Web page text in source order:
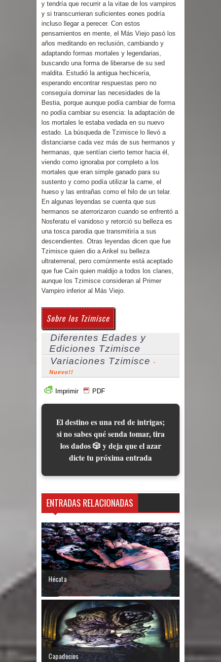
y tendría que recurrir a la vitae de los vampiros
y si transcurrieran suficientes eones podría
incluso llegar a perecer. Con estos
pensamientos en mente, el Más Viejo pasó los
años meditando en reclusión, cambiando y
adaptando formas mortales y legendarias,
buscando una forma de liberarse de su sed
maldita. Estudió la antigua hechicería,
esperando encontrar respuestas pero no
conseguía dominar las necesidades de la
Bestia, porque aunque podía cambiar de forma
no podía cambiar su esencia: la adaptación de
los mortales le estaba vedada en su nuevo
estado. La búsqueda de Tzimisce lo llevó a
distanciarse cada vez más de sus hermanos y
hermanas, que sentían cierto temor hacia él,
viendo como ignoraba por completo a los
mortales que eran simple ganado para su
sustento y como podía utilizar la carne, el
hueso y las entrañas como el hilo de un telar.
En algunas leyendas se cuenta que sus
hermanos se aterrorizaron cuando se enfrentó a
Nosferatu el vanidoso y retorció su belleza es
una tosca parodia que transmitiría a sus
descendientes. Otras leyendas dicen que fue
Tzimisce quien dio a Arikel su belleza
ultraterrenal, pero comúnmente está aceptado
que fue Caín quien maldijo a todos los clanes,
aunque los Tzimisce consideran al Primer
Vampiro inferior al Más Viejo.
Sobre los Tzimisce
Diferentes Edades y
Ediciones Tzimisce
Variaciones Tzimisce
-
Nuevo!!
Imprimir PDF
El destino es una red de intrigas;
si no sabes qué senda tomar, tira
los dados 🎲 y deja que el azar
dicte tu próxima entrada
ENTRADAS RELACIONADAS
Hécata
Capadocios